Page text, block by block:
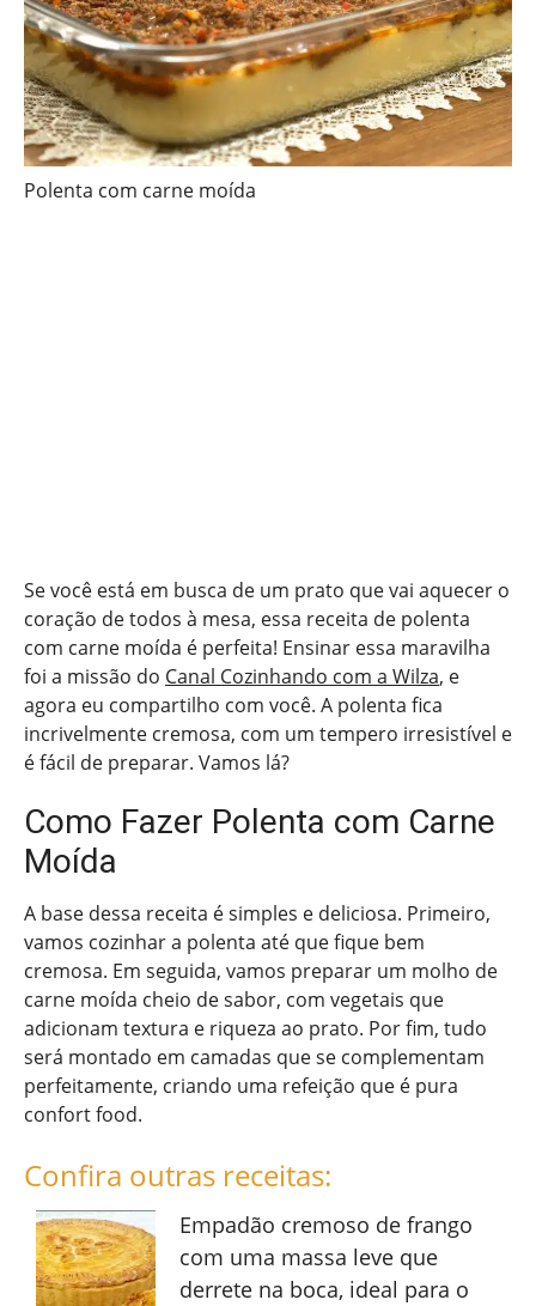
Polenta com carne moída
Se você está em busca de um prato que vai aquecer o
coração de todos à mesa, essa receita de polenta
com carne moída é perfeita! Ensinar essa maravilha
foi a missão do Canal Cozinhando com a Wilza, e
agora eu compartilho com você. A polenta fica
incrivelmente cremosa, com um tempero irresistível e
é fácil de preparar. Vamos lá?
Como Fazer Polenta com Carne
Moída
A base dessa receita é simples e deliciosa. Primeiro,
vamos cozinhar a polenta até que fique bem
cremosa. Em seguida, vamos preparar um molho de
carne moída cheio de sabor, com vegetais que
adicionam textura e riqueza ao prato. Por fim, tudo
será montado em camadas que se complementam
perfeitamente, criando uma refeição que é pura
confort food.
Confira outras receitas:
Empadão cremoso de frango
com uma massa leve que
derrete na boca, ideal para o